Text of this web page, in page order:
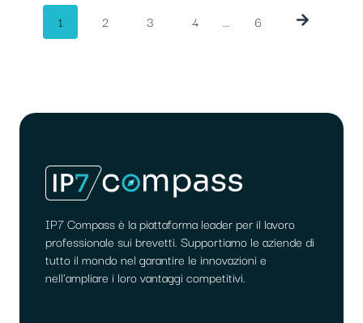
Navigazione
i
post
1 2 3 4 ... 6
IP7 Compass è la piattaforma leader per il lavoro
professionale sui brevetti. Supportiamo le aziende di
tutto il mondo nel garantire le innovazioni e
nell'ampliare i loro vantaggi competitivi.